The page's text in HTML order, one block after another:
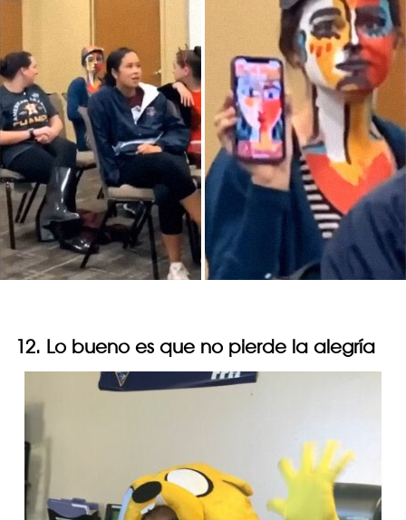
12. Lo bueno es que no pierde la alegría